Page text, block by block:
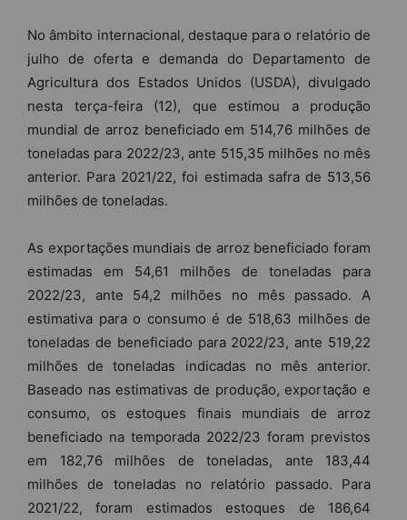
No âmbito internacional, destaque para o relatório de
julho de oferta e demanda do Departamento de
Agricultura dos Estados Unidos (USDA), divulgado
nesta terça-feira (12), que estimou a produção
mundial de arroz beneficiado em 514,76 milhões de
toneladas para 2022/23, ante 515,35 milhões no mês
anterior. Para 2021/22, foi estimada safra de 513,56
milhões de toneladas.
As exportações mundiais de arroz beneficiado foram
estimadas em 54,61 milhões de toneladas para
2022/23, ante 54,2 milhões no mês passado. A
estimativa para o consumo é de 518,63 milhões de
toneladas de beneficiado para 2022/23, ante 519,22
milhões de toneladas indicadas no mês anterior.
Baseado nas estimativas de produção, exportação e
consumo, os estoques finais mundiais de arroz
beneficiado na temporada 2022/23 foram previstos
em 182,76 milhões de toneladas, ante 183,44
milhões de toneladas no relatório passado. Para
2021/22, foram estimados estoques de 186,64